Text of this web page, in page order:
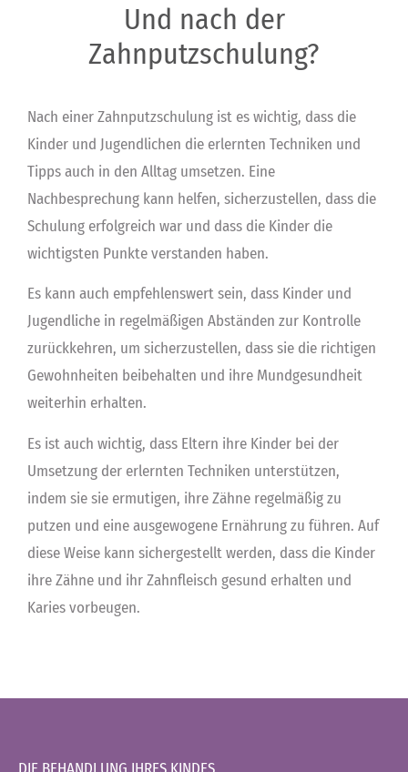
Und nach der
Zahnputzschulung?
Nach einer Zahnputzschulung ist es wichtig, dass die
Kinder und Jugendlichen die erlernten Techniken und
Tipps auch in den Alltag umsetzen. Eine
Nachbesprechung kann helfen, sicherzustellen, dass die
Schulung erfolgreich war und dass die Kinder die
wichtigsten Punkte verstanden haben.
Es kann auch empfehlenswert sein, dass Kinder und
Jugendliche in regelmäßigen Abständen zur Kontrolle
zurückkehren, um sicherzustellen, dass sie die richtigen
Gewohnheiten beibehalten und ihre Mundgesundheit
weiterhin erhalten.
Es ist auch wichtig, dass Eltern ihre Kinder bei der
Umsetzung der erlernten Techniken unterstützen,
indem sie sie ermutigen, ihre Zähne regelmäßig zu
putzen und eine ausgewogene Ernährung zu führen. Auf
diese Weise kann sichergestellt werden, dass die Kinder
ihre Zähne und ihr Zahnfleisch gesund erhalten und
Karies vorbeugen.